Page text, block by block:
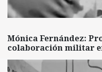
Mónica Fernández:
colaboración militar